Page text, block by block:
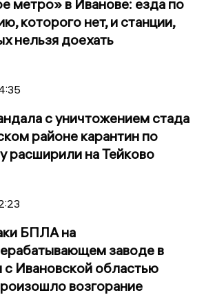
метро» в Иванове: езда по
которого нет, и станции,
нельзя доехать
с уничтожением стада
районе карантин по
расширили на Тейково
БПЛА на
заводе в
Ивановской областью
возгорание